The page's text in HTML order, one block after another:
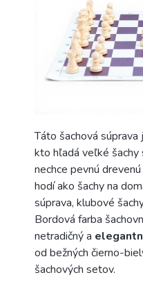
Táto šachová súprava
kto hľadá veľké šachy
nechce pevnú
hodí ako šachy na
súprava, klubové
Bordová farba
netradičný a
od bežných čierno-
šachových setov.